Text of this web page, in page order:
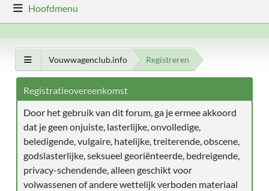
Hoofdmenu
Vouwwagenclub.info Registreren
Registratieovereenkomst
Door het gebruik van dit forum, ga je ermee akkoord
dat je geen onjuiste, lasterlijke, onvolledige,
beledigende, vulgaire, hatelijke, treiterende, obscene,
godslasterlijke, seksueel georiënteerde, bedreigende,
privacy-schendende, alleen geschikt voor
volwassenen of andere wettelijk verboden materiaal